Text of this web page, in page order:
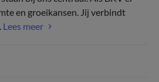
en groeikansen. Jij verbindt
Lees meer